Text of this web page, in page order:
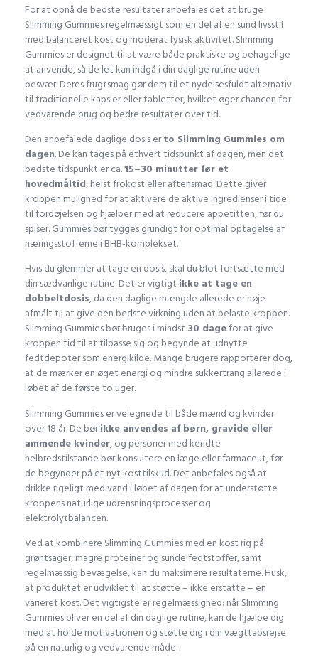
For at opnå de bedste resultater anbefales det at bruge
Slimming Gummies regelmæssigt som en del af en sund livsstil
med balanceret kost og moderat fysisk aktivitet. Slimming
Gummies er designet til at være både praktiske og behagelige
at anvende, så de let kan indgå i din daglige rutine uden
besvær. Deres frugtsmag gør dem til et nydelsesfuldt alternativ
til traditionelle kapsler eller tabletter, hvilket øger chancen for
vedvarende brug og bedre resultater over tid.
Den anbefalede daglige dosis erto Slimming Gummies om
dagen. De kan tages på ethvert tidspunkt af dagen, men det
bedste tidspunkt er ca.15–30 minutter før et
hovedmåltid, helst frokost eller aftensmad. Dette giver
kroppen mulighed for at aktivere de aktive ingredienser i tide
til fordøjelsen og hjælper med at reducere appetitten, før du
spiser. Gummies bør tygges grundigt for optimal optagelse af
næringsstofferne i BHB-komplekset.
Hvis du glemmer at tage en dosis, skal du blot fortsætte med
din sædvanlige rutine. Det er vigtigt ikke at tage en
dobbeltdosis, da den daglige mængde allerede er nøje
afmålt til at give den bedste virkning uden at belaste kroppen.
Slimming Gummies bør bruges i mindst 30 dagefor at give
kroppen tid til at tilpasse sig og begynde at udnytte
fedtdepoter som energikilde. Mange brugere rapporterer dog,
at de mærker en øget energi og mindre sukkertrang allerede i
løbet af de første to uger.
Slimming Gummies er velegnede til både mænd og kvinder
over 18 år. De børikke anvendes af børn, gravide eller
ammende kvinder, og personer med kendte
helbredstilstande bør konsultere en læge eller farmaceut, før
de begynder på et nyt kosttilskud. Det anbefales også at
drikke rigeligt med vand i løbet af dagen for at understøtte
kroppens naturlige udrensningsprocesser og
elektrolytbalancen.
Ved at kombinere Slimming Gummies med en kost rig på
grøntsager, magre proteiner og sunde fedtstoffer, samt
regelmæssig bevægelse, kan du maksimere resultaterne. Husk,
at produktet er udviklet til at støtte – ikke erstatte – en
varieret kost. Det vigtigste er regelmæssighed: når Slimming
Gummies bliver en del af din daglige rutine, kan de hjælpe dig
med at holde motivationen og støtte dig i din vægttabsrejse
på en naturlig og vedvarende måde.